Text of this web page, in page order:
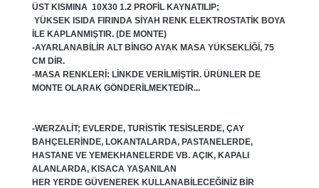
ÜST KISMINA 10X30 1.2 PROFIL KAYNATILIP;
YÜKSEK ISIDA FIRINDA SIYAH RENK ELEKTROSTATIK BOYA
ILE KAPLANMIŞTIR. (DE MONTE)
-AYARLANABILIR ALT BINGO AYAK MASA YÜKSEKLIĞI, 75
CM DIR.
-MASA RENKLERI: LINKDE VERILMIŞTIR. ÜRÜNLER DE
MONTE OLARAK GÖNDERILMEKTEDIR...
-WERZALIT; EVLERDE, TURISTIK TESISLERDE, ÇAY
BAHÇELERINDE, LOKANTALARDA, PASTANELERDE,
HASTANE VE YEMEKHANELERDE VB. AÇIK, KAPALI
ALANLARDA, KISACA YAŞANILAN
HER YERDE GÜVENEREK KULLANABILECEĞINIZ BIR